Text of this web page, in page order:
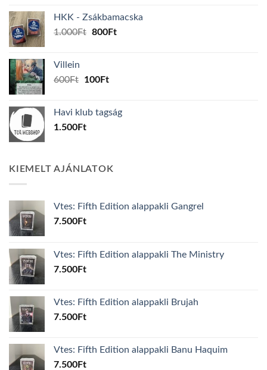
160Ft.150Ft.
HKK - Zsákbamacska
1.000Ft Original
800FtCurrent
Villein
600Ft
Original
600Ft.
100FtCurrent
100Ft.
Havi klub tagság
1.500Ft
KIEMELT AJÁNLATOK
Vtes: Fifth Edition alappakli Gangrel
7.500Ft
Vtes: Fifth Edition alappakli The Ministry
7.500Ft
Vtes: Fifth Edition alappakli Brujah
7.500Ft
Vtes: Fifth Edition alappakli Banu Haquim
7.500Ft